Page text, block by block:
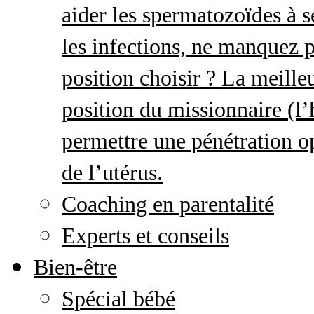
aider les spermatozoïdes à
les infections, ne manquez
position choisir ? La
position du missionnaire
permettre une pénétration
de l’utérus.
Coaching en parentalité
Experts et conseils
Bien-être
Spécial bébé